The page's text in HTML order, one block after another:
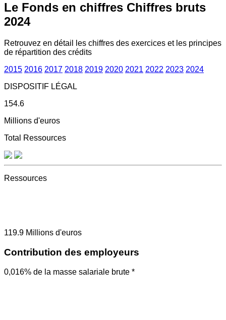
Le Fonds en chiffres Chiffres bruts
2024
Retrouvez en détail les chiffres des exercices et les principes
de répartition des crédits
2015 2016 2017 2018 2019 2020 2021 2022 2023 2024
DISPOSITIF LÉGAL
154.6
Millions d'euros
Total Ressources
Ressources
119.9 Millions d'euros
Contribution des employeurs
0,016% de la masse salariale brute *